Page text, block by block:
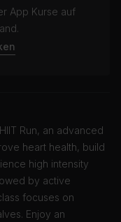
App Kurse auf
Run, an advanced
heart health, build
high intensity
by active
focuses on
Enjoy an